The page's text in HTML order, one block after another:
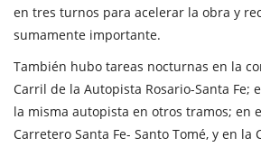
en tres turnos para acelerar la obra y
sumamente importante.
También hubo tareas nocturnas en la
Carril de la Autopista Rosario-Santa Fe;
la misma autopista en otros tramos; en
Carretero Santa Fe- Santo Tomé, y en la